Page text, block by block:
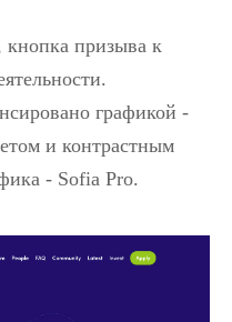
призыва к
графикой -
и контрастным
- Sofia Pro.